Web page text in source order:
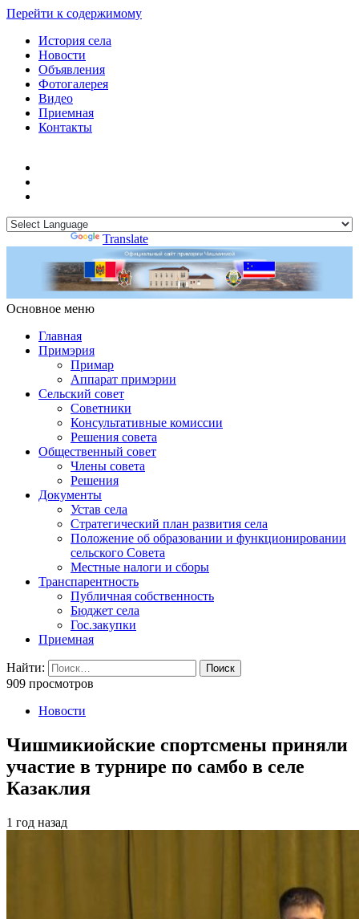
Перейти к содержимому
История села
Новости
Объявления
Фотогалерея
Видео
Приемная
Контакты
Translate
Основное меню
Примэрия Чишмикиой
Главная
Примэрия
Примар
Аппарат примэрии
Сельский совет
Советники
Консультативные комиссии
Решения совета
Общественный совет
Члены совета
Решения
Документы
Устав села
Стратегический план развития села
Положение об образовании и функционировании
сельского Совета
Местные налоги и сборы
Транспарентность
Публичная собственность
Бюджет села
Гос.закупки
Приемная
Найти:
909 просмотров
Новости
Чишмикиойские спортсмены приняли
участие в турнире по самбо в селе
Казаклия
1 год назад